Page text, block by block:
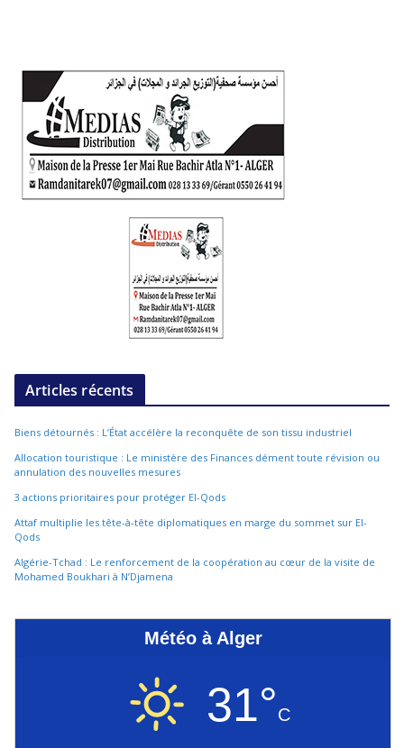
Articles récents
Biens détournés : L’État accélère la reconquête de son tissu industriel
Allocation touristique : Le ministère des Finances dément toute révision ou
annulation des nouvelles mesures
3 actions prioritaires pour protéger El-Qods
Attaf multiplie les tête-à-tête diplomatiques en marge du sommet sur El-
Qods
Algérie-Tchad : Le renforcement de la coopération au cœur de la visite de
Mohamed Boukhari à N’Djamena
Météo à Alger
31°C